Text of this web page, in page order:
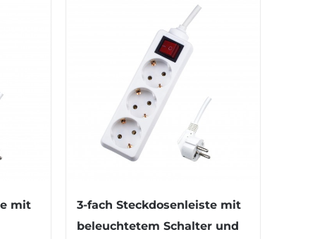
mit
3-fach Steckdosenleiste mit
beleuchtetem Schalter und